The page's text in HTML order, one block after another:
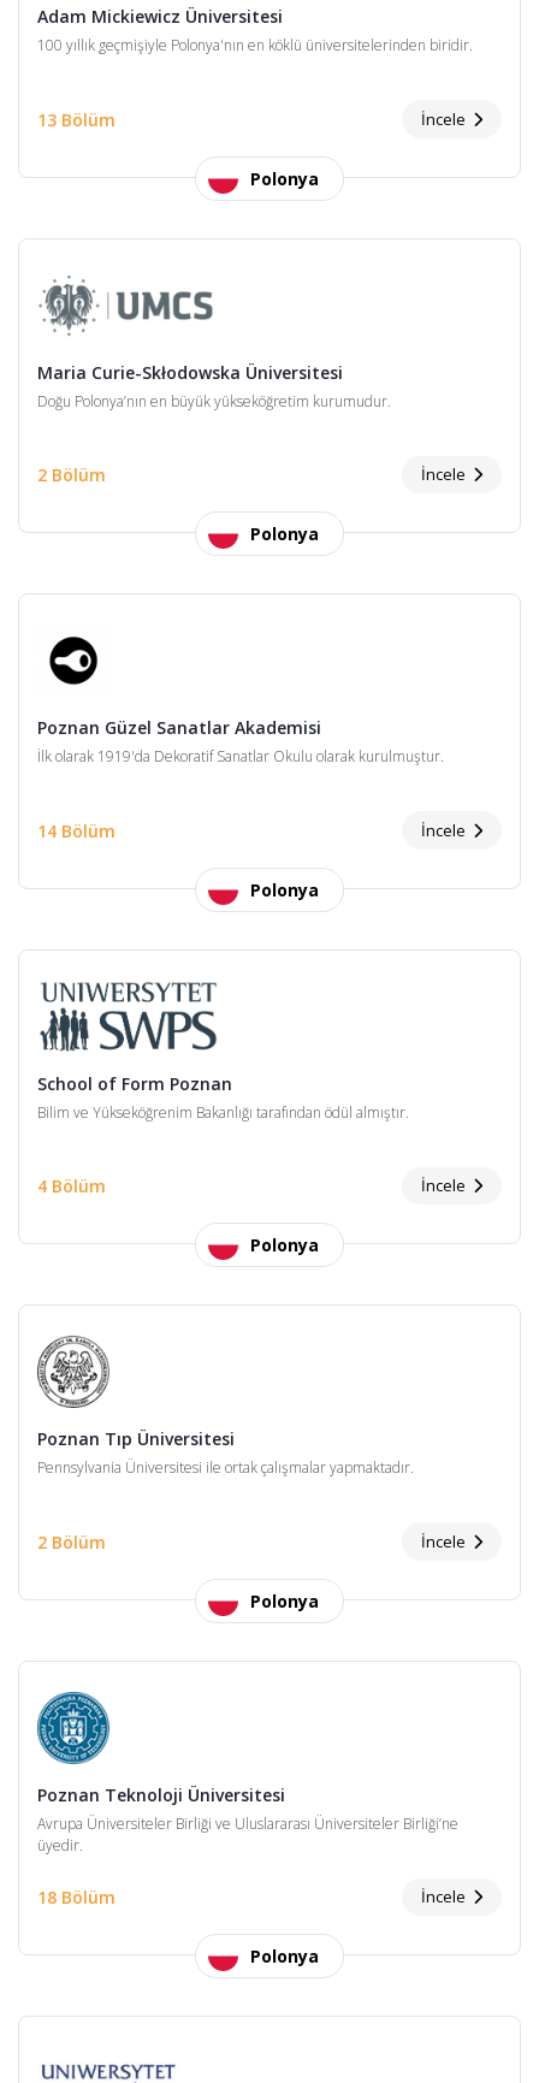
Adam Mickiewicz Üniversitesi
100 yıllık geçmişiyle Polonya'nın en köklü üniversitelerinden biridir.
13 Bölüm İncele
Polonya
Maria Curie-Skłodowska Üniversitesi
Doğu Polonya’nın en büyük yükseköğretim kurumudur.
2 Bölüm İncele
Polonya
Poznan Güzel Sanatlar Akademisi
İlk olarak 1919'da Dekoratif Sanatlar Okulu olarak kurulmuştur.
14 Bölüm İncele
Polonya
School of Form Poznan
Bilim ve Yükseköğrenim Bakanlığı tarafından ödül almıştır.
4 Bölüm İncele
Polonya
Poznan Tıp Üniversitesi
Pennsylvania Üniversitesi ile ortak çalışmalar yapmaktadır.
2 Bölüm İncele
Polonya
Poznan Teknoloji Üniversitesi
Avrupa Üniversiteler Birliği ve Uluslararası Üniversiteler Birliği’ne
üyedir.
18 Bölüm İncele
Polonya